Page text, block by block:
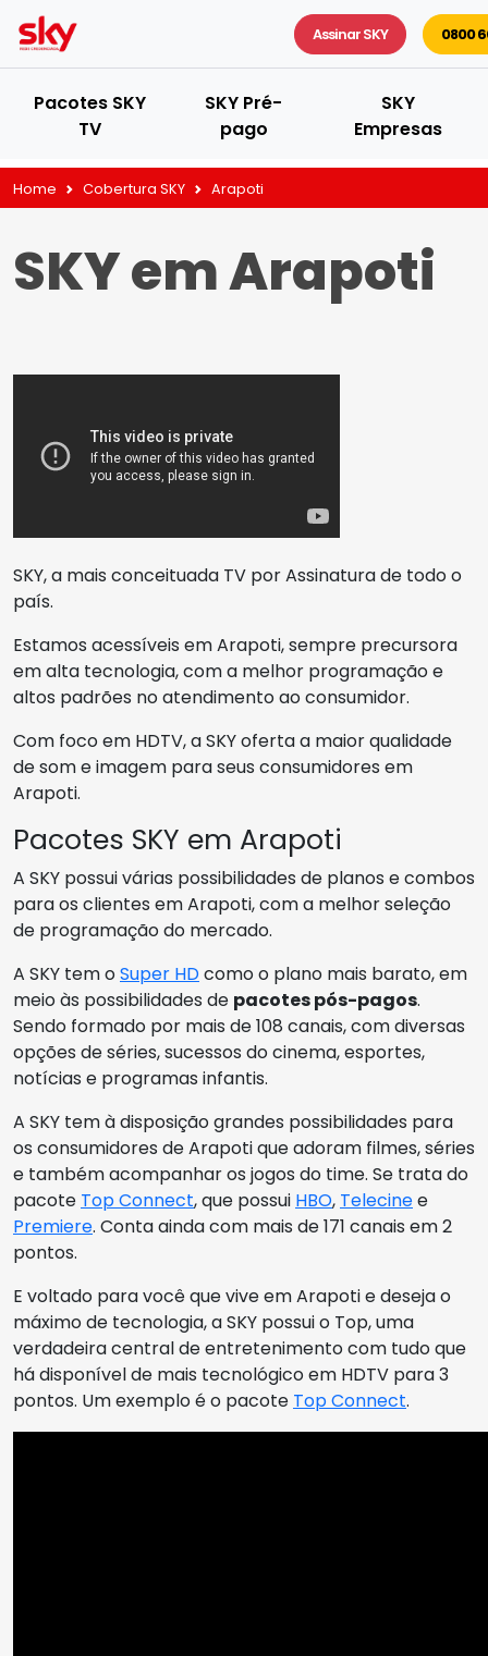
Assinar SKY 0800
Pacotes SKY
TV
SKY Pré-
pago
SKY
Empresas
Home Cobertura SKY Arapoti
SKY em Arapoti
SKY, a mais conceituada TV por Assinatura de todo o
país.
Estamos acessíveis em Arapoti, sempre precursora
em alta tecnologia, com a melhor programação e
altos padrões no atendimento ao consumidor.
Com foco em HDTV, a SKY oferta a maior qualidade
de som e imagem para seus consumidores em
Arapoti.
Pacotes SKY em Arapoti
A SKY possui várias possibilidades de planos e combos
para os clientes em Arapoti, com a melhor seleção
de programação do mercado.
A SKY tem oSuper HDcomo o plano mais barato, em
meio às possibilidades de pacotes pós-pagos.
Sendo formado por mais de 108 canais, com diversas
opções de séries, sucessos do cinema, esportes,
notícias e programas infantis.
A SKY tem à disposição grandes possibilidades para
os consumidores de Arapoti que adoram filmes, séries
e também acompanhar os jogos do time. Se trata do
pacote Top Connect, que possui HBO, Telecinee
Premiere. Conta ainda com mais de 171 canais em 2
pontos.
E voltado para você que vive em Arapoti e deseja o
máximo de tecnologia, a SKY possui o Top, uma
verdadeira central de entretenimento com tudo que
há disponível de mais tecnológico em HDTV para 3
pontos. Um exemplo é o pacote Top Connect.